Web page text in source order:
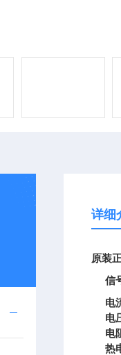
详细
原装
信
电
电
电
热